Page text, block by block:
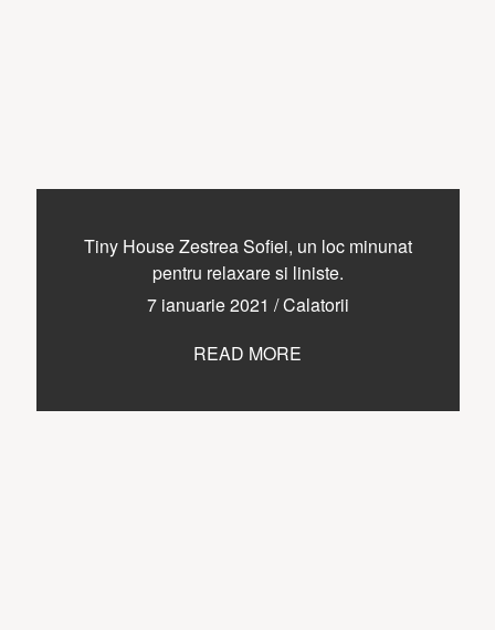
Tiny House Zestrea Sofiei, un loc minunat
pentru relaxare si liniste.
7 ianuarie 2021 /Calatorii
READ MORE